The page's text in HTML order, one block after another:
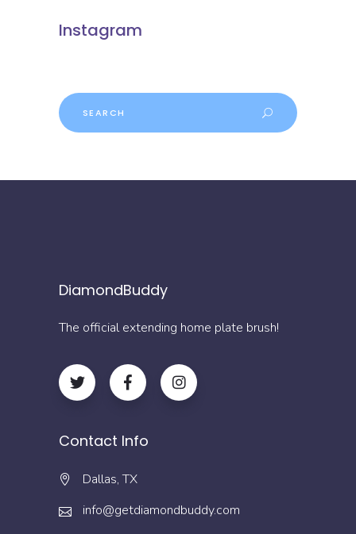
Instagram
Search
for:
DiamondBuddy
The official extending home plate brush!
Contact Info
Dallas, TX
info@getdiamondbuddy.com